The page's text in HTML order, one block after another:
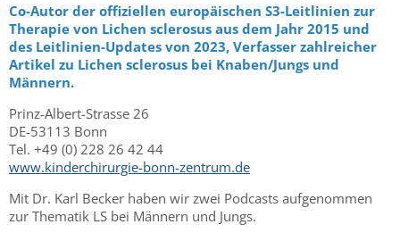
Co-Autor der offiziellen europäischen S3-Leitlinien zur
Therapie von Lichen sclerosus aus dem Jahr 2015 und
des Leitlinien-Updates von 2023, Verfasser zahlreicher
Artikel zu Lichen sclerosus bei Knaben/Jungs und
Männern.
Prinz-Albert-Strasse 26
DE-53113 Bonn
Tel. +49 (0) 228 26 42 44
www.kinderchirurgie-bonn-zentrum.de
Mit Dr. Karl Becker haben wir zwei Podcasts aufgenommen
zur Thematik LS bei Männern und Jungs.